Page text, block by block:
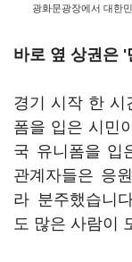
광화문광장에서 대한
바로 옆 상권은 '
경기 시작 한 시
폼을 입은 시민
국 유니폼을 입
관계자들은 응
라 분주했습니
도 많은 사람이